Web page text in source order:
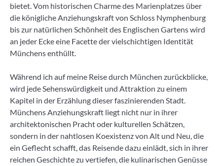
bietet. Vom historischen Charme des Marienplatzes über
die königliche Anziehungskraft von Schloss Nymphenburg
bis zur natürlichen Schönheit des Englischen Gartens wird
an jeder Ecke eine Facette der vielschichtigen Identität
Münchens enthüllt.
Während ich auf meine Reise durch München zurückblicke,
wird jede Sehenswürdigkeit und Attraktion zu einem
Kapitel in der Erzählung dieser faszinierenden Stadt.
Münchens Anziehungskraft liegt nicht nur in ihrer
architektonischen Pracht oder kulturellen Schätzen,
sondern in der nahtlosen Koexistenz von Alt und Neu, die
ein Geflecht schafft, das Reisende dazu einlädt, sich in ihrer
reichen Geschichte zu vertiefen, die kulinarischen Genüsse